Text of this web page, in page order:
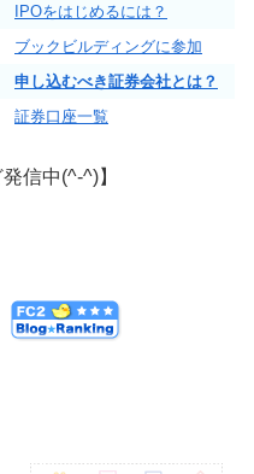
IPOをはじめるには？
ブックビルディングに参加
申し込むべき証券会社とは？
証券口座一覧
信中(^-^)】